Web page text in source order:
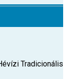
Tradicionális